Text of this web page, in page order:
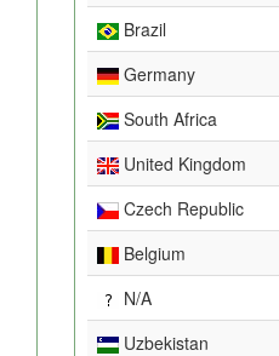
Brazil
Germany
South Africa
United Kingdom
Czech Republic
Belgium
N/A
Uzbekistan